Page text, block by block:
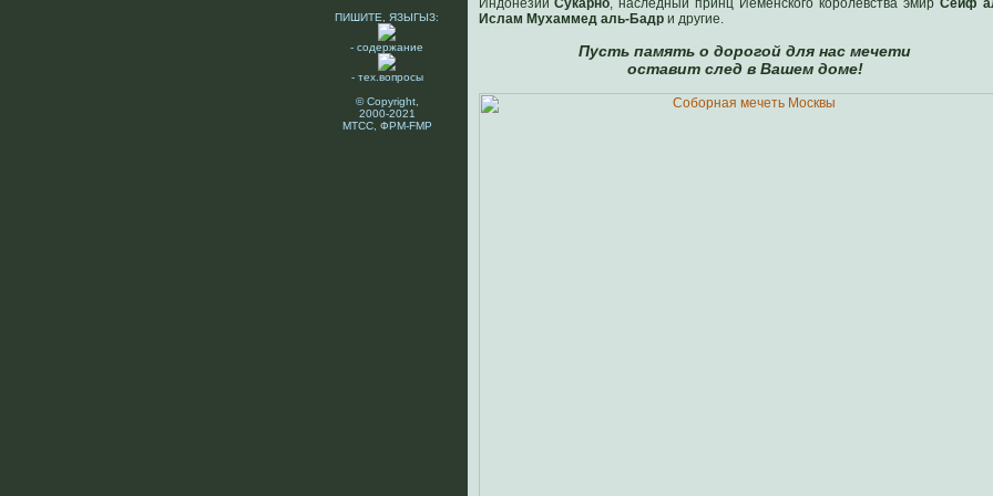
ПИШИТЕ, ЯЗЫГЫЗ:
- содержание
- тех.вопросы
© Copyright,
2000-2021
МТСС, ФРМ-FMP
ИндонезииСукарно, наследный принц Йеменского королевства эмир Сейф
Ислам Мухаммед аль-Бадри другие.
Пусть память о дорогой для нас мечети
оставит след в Вашем доме!